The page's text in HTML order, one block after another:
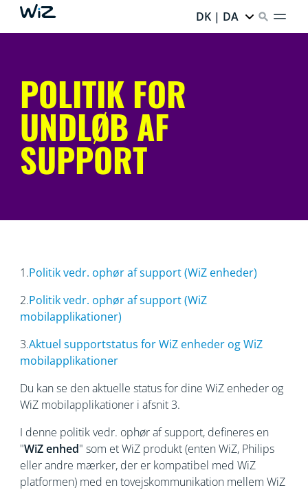
DK | DA
POLITIK FOR
UNDLØB AF
SUPPORT
1.Politik vedr. ophør af support (WiZ enheder)
2.Politik vedr. ophør af support (WiZ
mobilapplikationer)
3.Aktuel supportstatus for WiZ enheder og WiZ
mobilapplikationer
Du kan se den aktuelle status for dine WiZ enheder og
WiZ mobilapplikationer i afsnit 3.
I denne politik vedr. ophør af support, defineres en
"WiZ enhed" som et WiZ produkt (enten WiZ, Philips
eller andre mærker, der er kompatibel med WiZ
platformen) med en tovejskommunikation mellem WiZ